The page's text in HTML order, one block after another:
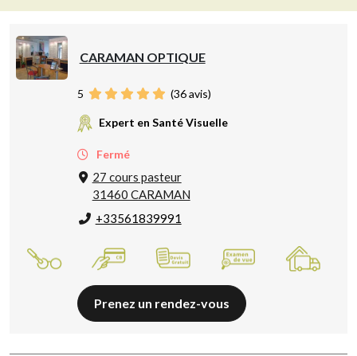
CARAMAN OPTIQUE
5 (36avis)
Expert en Santé Visuelle
Fermé
27 cours pasteur
31460 CARAMAN
+33561839991
Prenez un rendez-vous